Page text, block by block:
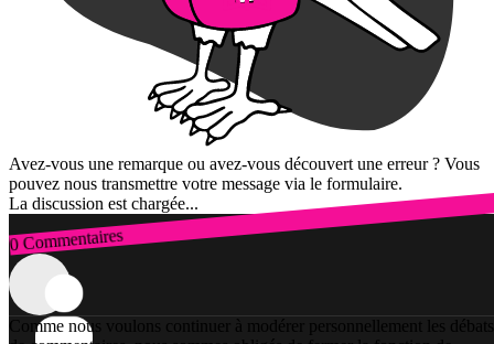
Avez-vous une remarque ou avez-vous découvert une erreur ? Vous
pouvez nous transmettre votre message via le formulaire.
La discussion est chargée...
0 Commentaires
Connexion
Comme nous voulons continuer à modérer personnellement les débats